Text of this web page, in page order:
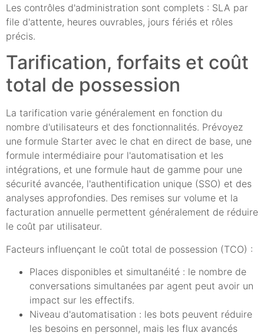
Les contrôles d'administration sont complets : SLA par
file d'attente, heures ouvrables, jours fériés et rôles
précis.
Tarification, forfaits et coût
total de possession
La tarification varie généralement en fonction du
nombre d'utilisateurs et des fonctionnalités. Prévoyez
une formule Starter avec le chat en direct de base, une
formule intermédiaire pour l'automatisation et les
intégrations, et une formule haut de gamme pour une
sécurité avancée, l'authentification unique (SSO) et des
analyses approfondies. Des remises sur volume et la
facturation annuelle permettent généralement de réduire
le coût par utilisateur.
Facteurs influençant le coût total de possession (TCO) :
Places disponibles et simultanéité : le nombre de
conversations simultanées par agent peut avoir un
impact sur les effectifs.
Niveau d'automatisation : les bots peuvent réduire
les besoins en personnel, mais les flux avancés